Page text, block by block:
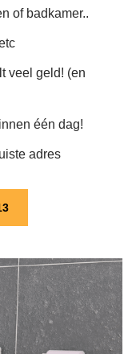
of badkamer..
veel geld! (en
één dag!
adres